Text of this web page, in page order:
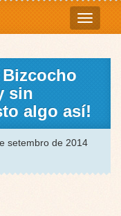
sin
algo así!
setembro de 2014